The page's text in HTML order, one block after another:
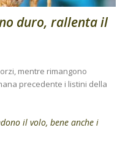
duro, rallenta il
mentre rimangono
precedente i listini della
il volo, bene anche i